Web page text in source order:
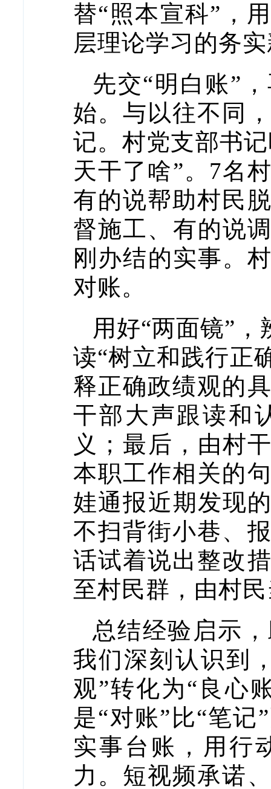
替“照本宣科”，
层理论学习的务
先交“明白账”
始。与以往不同
记。村党支部书
天干了啥”。7名
有的说帮助村民
督施工、有的说
刚办结的实事。
对账。
用好“两面镜”
读“树立和践行正
释正确政绩观的
干部大声跟读和
义；最后，由村
本职工作相关的
娃通报近期发现
不扫背街小巷、
话试着说出整改
至村民群，由村
总结经验启示
我们深刻认识到
观”转化为“良心
是“对账”比“笔
实事台账，用行
力。短视频承诺